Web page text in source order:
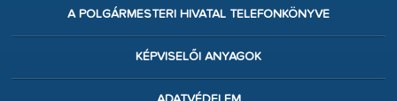
A POLGÁRMESTERI HIVATAL TELEFONKÖNYVE
KÉPVISELŐI ANYAGOK